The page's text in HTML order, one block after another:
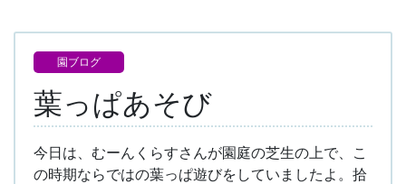
園ブログ
葉っぱあそび
今日は、むーんくらすさんが園庭の芝生の上で、こ
の時期ならではの葉っぱ遊びをしていましたよ。拾